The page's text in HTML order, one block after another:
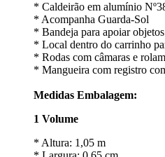
* Caldeirão em alumínio
* Acompanha Guarda-Sol
* Bandeja para apoiar objetos
* Local dentro do carrinho
* Rodas com câmaras e
* Mangueira com registro
Medidas Embalagem:
1 Volume
* Altura: 1,05 m